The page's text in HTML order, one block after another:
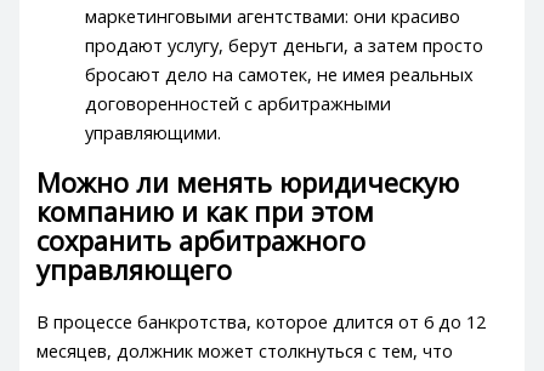
маркетинговыми агентствами: они красиво
продают услугу, берут деньги, а затем просто
бросают дело на самотек, не имея реальных
договоренностей с арбитражными
управляющими.
Можно ли менять юридическую
компанию и как при этом
сохранить арбитражного
управляющего
В процессе банкротства, которое длится от 6 до 12
месяцев, должник может столкнуться с тем, что